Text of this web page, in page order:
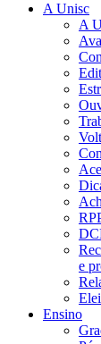
A Unisc
A
e
Ensino